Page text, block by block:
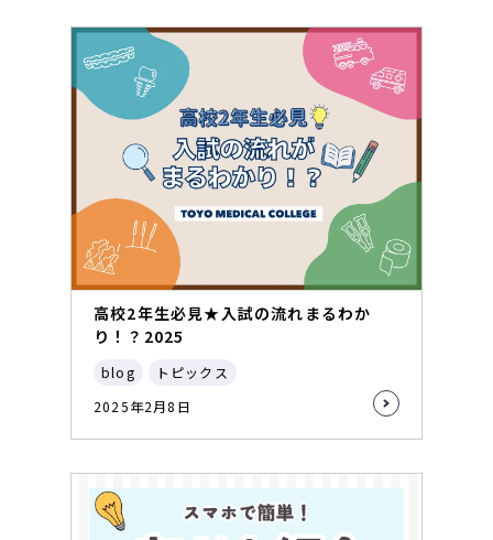
高校2年生必見★入試の流れまるわか
り！？2025
blog
トピックス
2025年2月8日